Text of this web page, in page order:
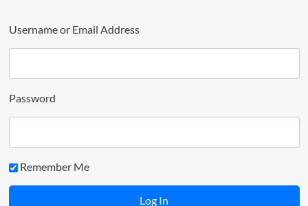
Username or Email Address
Password
Remember Me